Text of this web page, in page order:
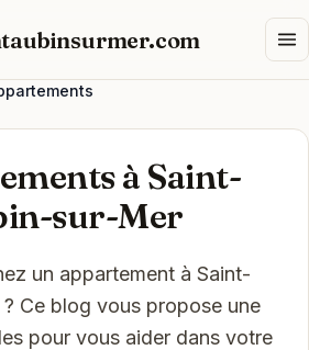
à Saint-
sur-Mer
un appartement à Saint-
Ce blog vous propose une
pour vous aider dans votre